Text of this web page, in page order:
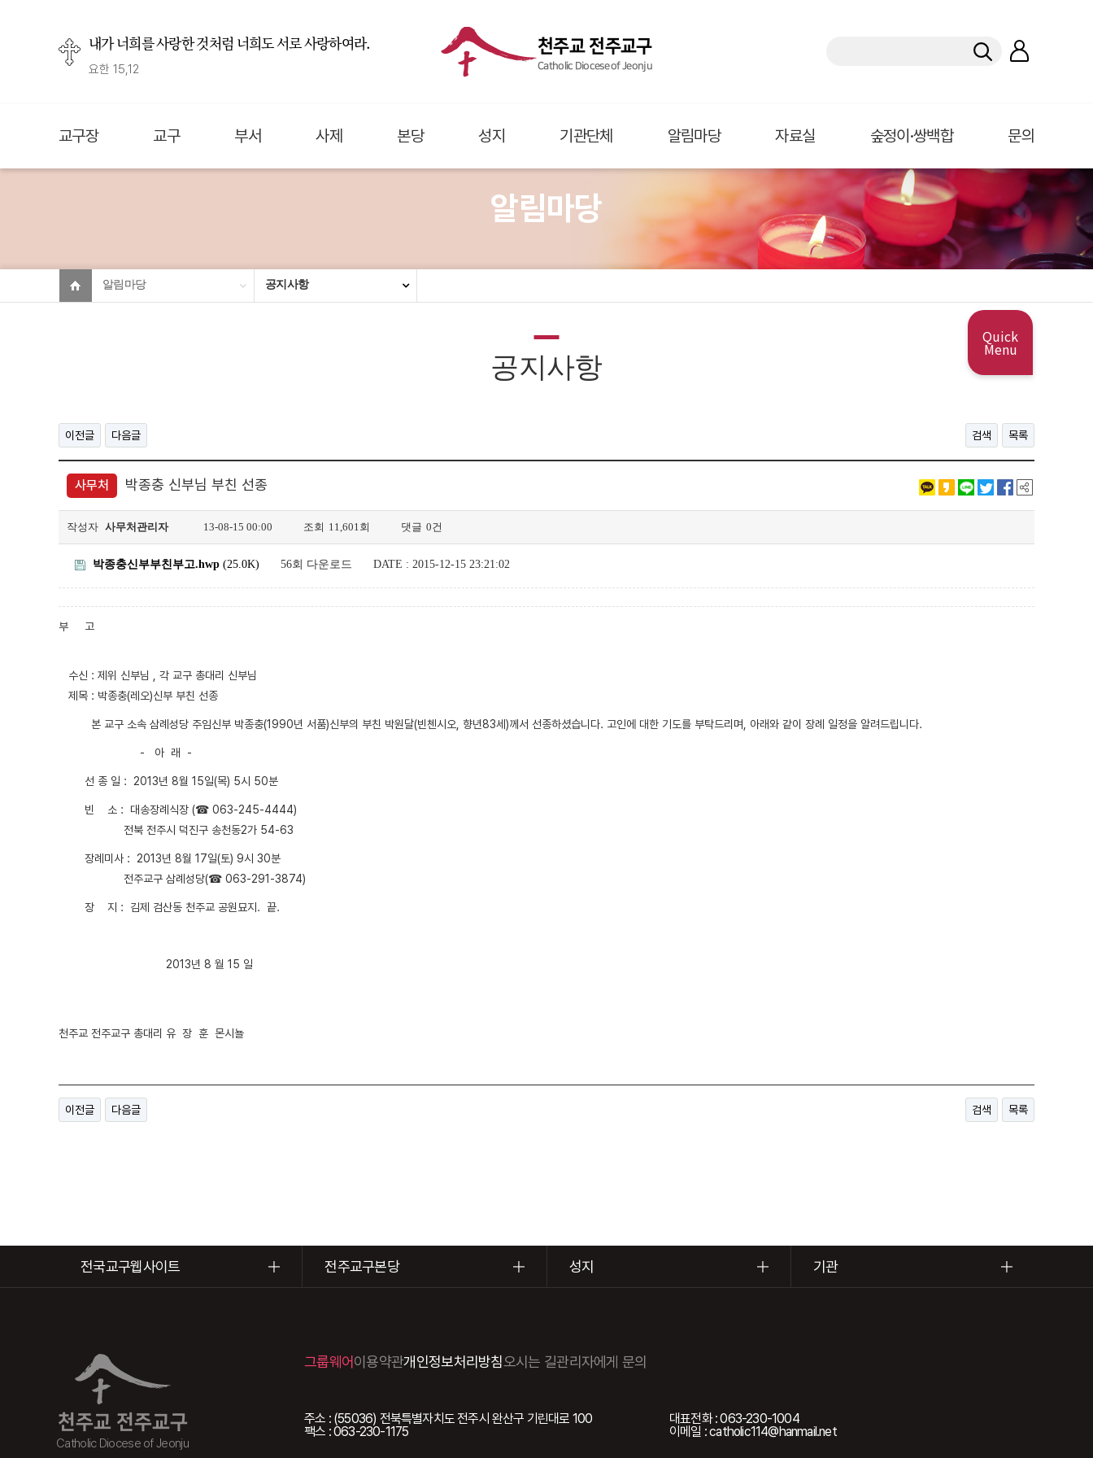
Quick
Menu
내가 너희를 사랑한 것처럼 너희도 서로 사랑하여라.
요한 15,12
천주교 전주교구
Catholic Diocese of Jeonju
교구장 교구 부서 사제 본당 성지 기관단체 알림마당 자료실 숲정이·쌍백합 문의
알림마당
알림마당 공지사항
공지사항
이전글 다음글 검색 목록
사무처 박종충 신부님 부친 선종
작성자 사무처관리자 13-08-15 00:00 조회 11,601회 댓글 0건
박종충신부부친부고.hwp (25.0K) 56회 다운로드 DATE : 2015-12-15 23:21:02
부 고
수신 : 제위 신부님 , 각 교구 총대리 신부님
제목 : 박종충(레오)신부 부친 선종
본 교구 소속 삼례성당 주임신부 박종충(1990년 서품)신부의 부친 박원달(빈첸시오, 향년83세)께서 선종하셨습니다. 고인에 대한 기도를 부탁드리며, 아래와 같이 장례 일정을 알려드립니다.
- 아 래 -
선 종 일 : 2013년 8월 15일(목) 5시 50분
빈 소 : 대송장례식장 (☎ 063-245-4444)
전북 전주시 덕진구 송천동2가 54-63
장례미사 : 2013년 8월 17일(토) 9시 30분
전주교구 삼례성당(☎ 063-291-3874)
장 지 : 김제 검산동 천주교 공원묘지. 끝.
2013년 8 월 15 일
천주교 전주교구 총대리 유 장 훈 몬시뇰
이전글 다음글 검색 목록
전국교구웹사이트 전주교구본당 성지 기관
천주교 전주교구
Catholic Diocese of Jeonju
그룹웨어이용약관개인정보처리방침오시는 길관리자에게 문의
주소 : (55036) 전북특별자치도 전주시 완산구 기린대로 100
대표전화 : 063-230-1004
팩스 : 063-230-1175
이메일 : catholic114@hanmail.net